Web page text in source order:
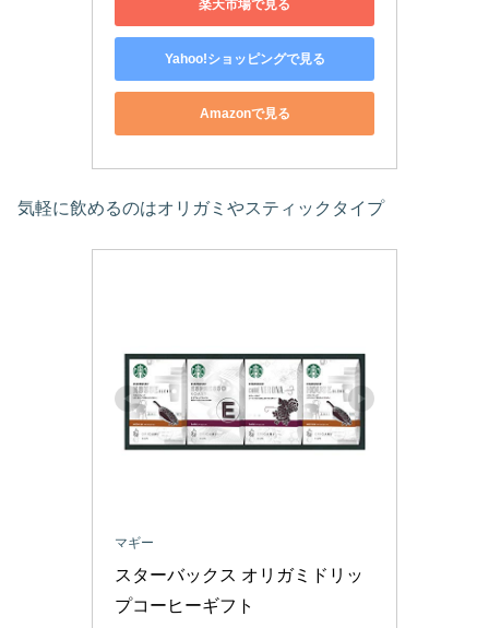
楽天市場で見る
Yahoo!ショッピングで見る
Amazonで見る
気軽に飲めるのはオリガミやスティックタイプ
マギー
スターバックス オリガミドリッ
プコーヒーギフト